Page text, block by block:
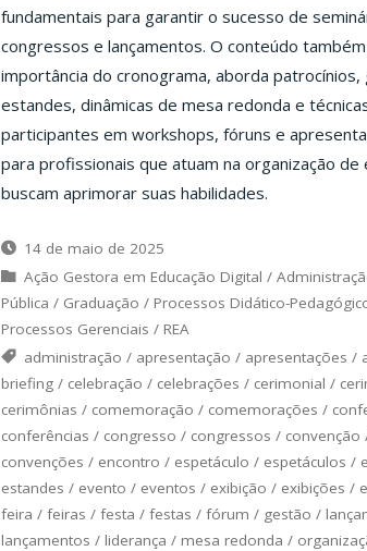
fundamentais para garantir o sucesso de
congressos e lançamentos. O conteúdo
importância do cronograma, aborda patrocínios,
estandes, dinâmicas de mesa redonda e
participantes em workshops, fóruns e
para profissionais que atuam na organização de
buscam aprimorar suas habilidades.
14 de maio de 2025
Ação Gestora em Educação Digital /
Pública / Graduação / Processos Didático-
Processos Gerenciais / REA
administração / apresentação / apresentações /
briefing/ celebração / celebrações / cerimonial /
cerimônias / comemoração / comemorações /
conferências / congresso / congressos / convenção
convenções / encontro / espetáculo / espetáculos /
estandes / evento / eventos / exibição / exibições /
feira / feiras / festa / festas / fórum / gestão /
lançamentos / liderança / mesa redonda /